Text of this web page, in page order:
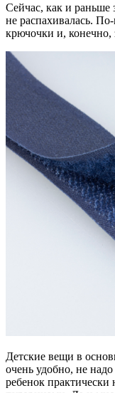
Сейчас, как и раньше
не распахивалась.
крючочки и,
Детские вещи в
очень удобно, не
ребенок практически